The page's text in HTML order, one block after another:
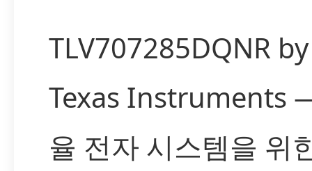
TLV707285DQNR by
Texas Instruments
율 전자 시스템을 위